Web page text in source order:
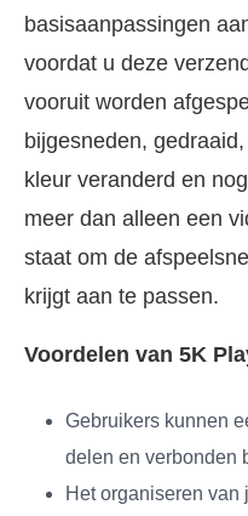
basisaanpassingen
voordat u deze
vooruit worden
bijgesneden,
kleur veranderd en
meer dan alleen een
staat om de
krijgt aan te passen.
Voordelen van 5K
Gebruikers kunnen
delen en verbonden
Het organiseren